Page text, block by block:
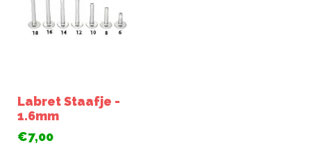
Labret Staafje -
1.6mm
€7,00